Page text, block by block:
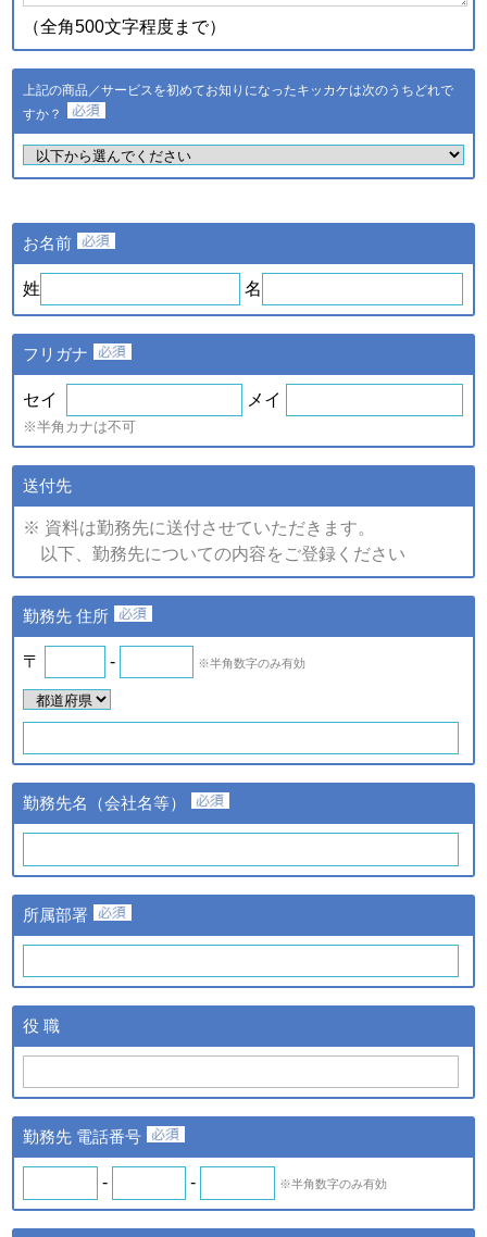
として適時スキル診断システ
ｄ．全国スキル調査へのご
協力に伴い取得した個人情
報
断結果は、統計的に処理した
適時スキル診断システムに反
映されます
ｅ．セミナー・展示会等に
よびご連絡のため
品・サービスの提供・改良
や、新たなサービスを開発す
るため
注)上記の内、統計的に処理した情報については、個人の特定が
できない情報です。
（2）個人情報の提供
個人情報の種類
ａ．会員のお申し込みに伴
い取得した個人情報
ｂ．資料請求・問合せに伴
い取得した個人情報
て取得した個人情報
①提供する個人情報の項目
ご登録・お問い合わせをいた
だいた商品・サービス名、氏
名、氏名カナ、郵便番号、住
号、メールアドレス、勤務先
名、所属部署名、アンケート
紙またはデータファイルによ
③当該情報の提供先
株式会社日経BPマーケティ
ト
ｃ．スキル診断システムの
ご利用に伴い取得した個人
情報
ｄ．全国スキル調査へのご
協力に伴い取得した個人情
報
氏名、氏名カナ、メールアド
レス、勤務先名、所属部署
②提供の手段又は方法
る提供。
よびｂの場合はスキル診断シ
◆ 登録情報の開示・訂正について
できるだけ正確かつ最新の内容で管理します。皆さまからお申
し出があったときは、登録情報の開示を行います。また、内容
が正確でないなどのお申し出があったときは、その内容を確認
し必要に応じて登録情報の追加・変更・訂正または削除等を行
（全角500文字程度まで）
上記の商品／サービスを初めてお知りになったキッカケは次のうちどれで
すか？
お名前
姓 名
フリガナ
セイ メイ
※半角カナは不可
送付先
※ 資料は勤務先に送付させていただきます。
以下、勤務先についての内容をご登録ください
勤務先 住所
〒 - ※半角数字のみ有効
勤務先名（会社名等）
所属部署
役 職
勤務先 電話番号
- - ※半角数字のみ有効